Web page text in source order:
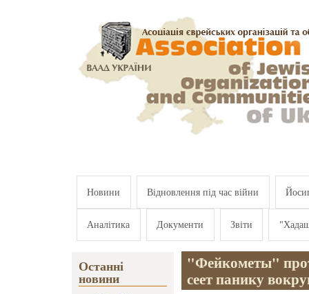
Новини Відновлення під час війни
Аналітика Документи Звіти
Останні
новини
"Фейкометы"
сеет панику